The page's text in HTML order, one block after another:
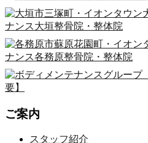
ご案内
スタッフ紹介